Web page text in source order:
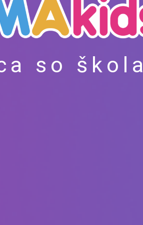
so